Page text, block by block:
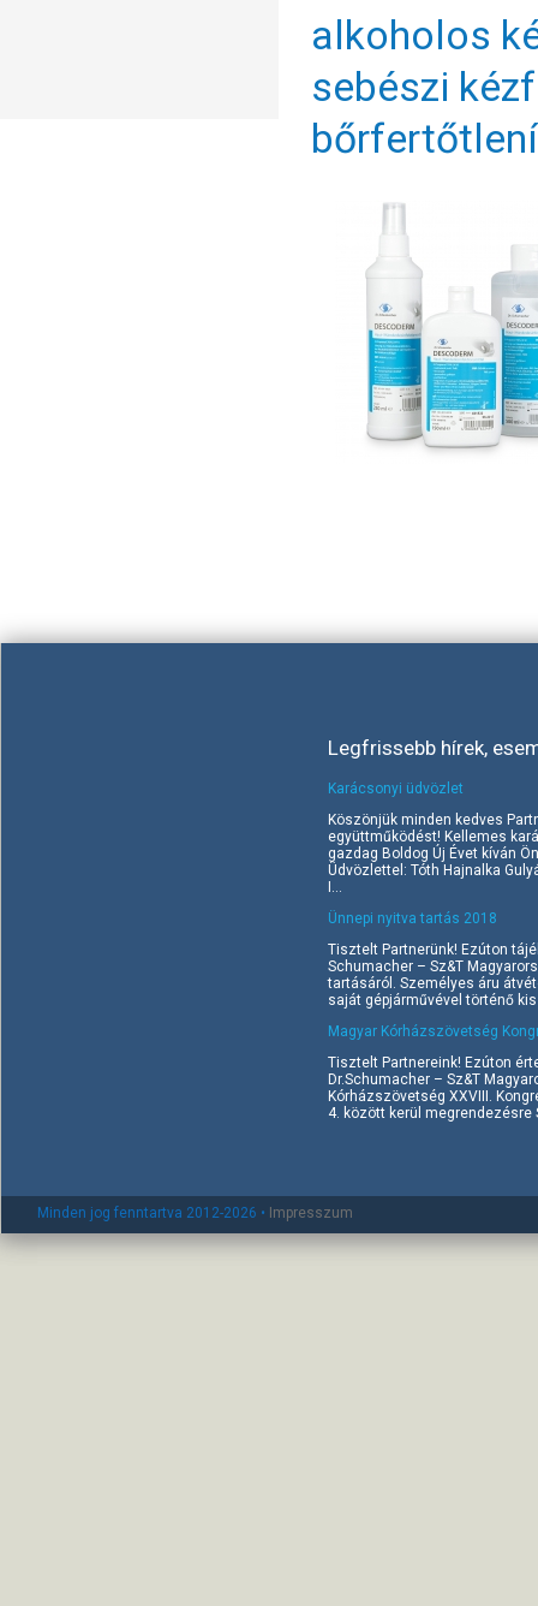
alkoholos
sebészi
Legfrissebb hírek,
Karácsonyi üdvözlet
Köszönjük minden kedves
együttműködést! Kellemes
gazdag Boldog Új Évet kíván
Üdvözlettel: Tóth Hajnalka
I...
Ünnepi nyitva tartás 2018
Tisztelt Partnerünk! Ezúton
Schumacher – Sz&T
tartásáról. Személyes áru
saját gépjárművével történő
Magyar Kórházszövetség
Tisztelt Partnereink! Ezúton
Dr.Schumacher – Sz&T
Kórházszövetség XXVIII.
4. között kerül megrendezésre
Minden jog fenntartva 2012-2026 • Impresszum